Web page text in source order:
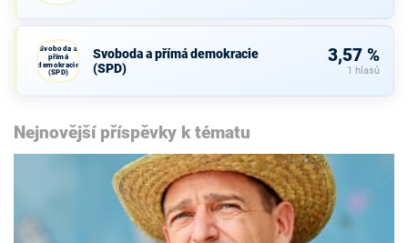
Svoboda a
přímá
demokracie
(SPD)
Svoboda a přímá demokracie
(SPD)
3,57 %
1 hlasů
Nejnovější příspěvky k tématu